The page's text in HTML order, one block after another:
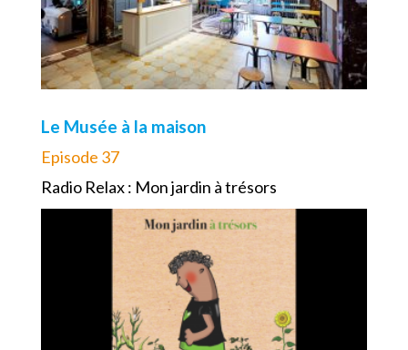
Le Musée à la maison
Episode 37
Radio Relax : Mon jardin à trésors